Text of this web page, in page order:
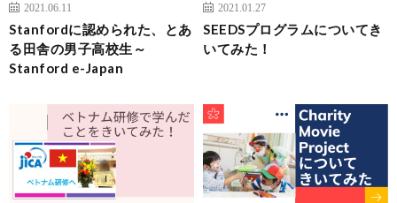
2021.06.11
Stanfordに認められた、とあ
る田舎の男子高校生～
Stanford e-Japan
2021.01.27
SEEDSプログラムについてき
いてみた！